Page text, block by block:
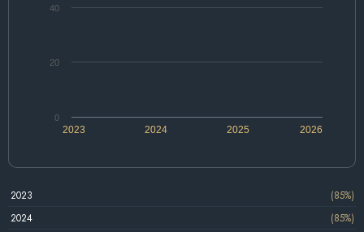
2024 2026
2023 2025
0
20
40
2023
(85%)
2024
(85%)